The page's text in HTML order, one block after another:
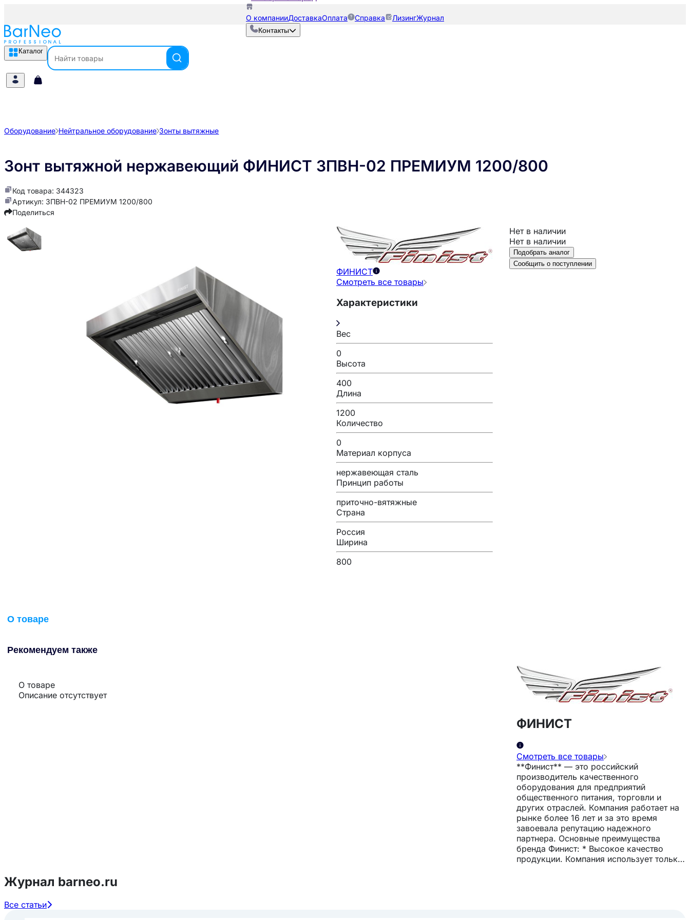
О компанииДоставкаОплата Справка ЛизингЖурнал
Контакты
Каталог
Оборудование Нейтральное оборудование Зонты вытяжные
Зонт вытяжной нержавеющий ФИНИСТ ЗПВН-02 ПРЕМИУМ 1200/800
Код товара: 344323
Артикул: ЗПВН-02 ПРЕМИУМ 1200/800
Поделиться
ФИНИСТ
Смотреть все товары
Характеристики
Вес
0
Высота
400
Длина
1200
Количество
0
Материал корпуса
нержавеющая сталь
Принцип работы
приточно-вятяжные
Страна
Россия
Ширина
800
Нет в наличии
Нет в наличии
Подобрать аналог
Сообщить о поступлении
О товаре
Рекомендуем также
О товаре
Описание отсутствует
ФИНИСТ
Смотреть все товары
**Финист** — это российский
производитель качественного
оборудования для предприятий
общественного питания, торговли и
других отраслей. Компания работает на
рынке более 16 лет и за это время
завоевала репутацию надежного
партнера. Основные преимущества
бренда Финист: * Высокое качество
продукции. Компания использует только
Журнал barneo.ru
Все статьи